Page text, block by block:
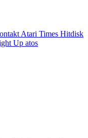
Atari Times Hitdisk
Up atos